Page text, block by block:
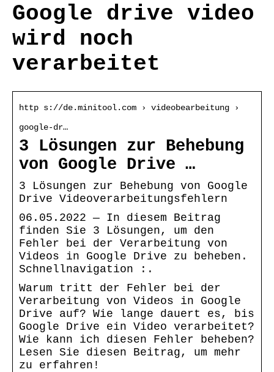
Google drive video
wird noch
verarbeitet
http s://de.minitool.com › videobearbeitung ›
google-dr…
3 Lösungen zur Behebung
von Google Drive …
3 Lösungen zur Behebung von Google
Drive Videoverarbeitungsfehlern
06.05.2022 — In diesem Beitrag
finden Sie 3 Lösungen, um den
Fehler bei der Verarbeitung von
Videos in Google Drive zu beheben.
Schnellnavigation :.
Warum tritt der Fehler bei der
Verarbeitung von Videos in Google
Drive auf? Wie lange dauert es, bis
Google Drive ein Video verarbeitet?
Wie kann ich diesen Fehler beheben?
Lesen Sie diesen Beitrag, um mehr
zu erfahren!